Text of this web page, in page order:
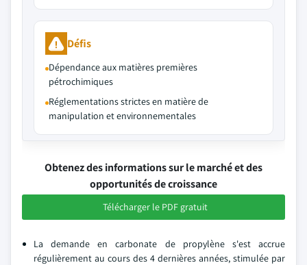
Défis
Dépendance aux matières premières
pétrochimiques
Réglementations strictes en matière de
manipulation et environnementales
Obtenez des informations sur le marché et des
opportunités de croissance
Télécharger le PDF gratuit
La demande en carbonate de propylène s'est accrue
régulièrement au cours des 4 dernières années, stimulée par